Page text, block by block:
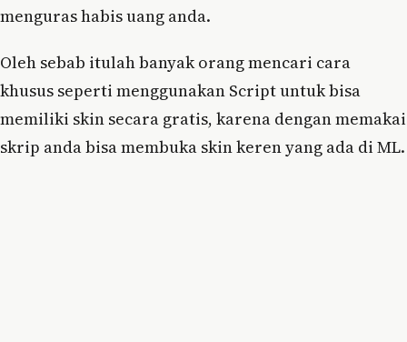
menguras habis uang anda.
Oleh sebab itulah banyak orang mencari cara
khusus seperti menggunakan Script untuk bisa
memiliki skin secara gratis, karena dengan memakai
skrip anda bisa membuka skin keren yang ada di ML.